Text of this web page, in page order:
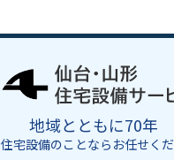
地域とともに70年
住宅設備のことならお任せく